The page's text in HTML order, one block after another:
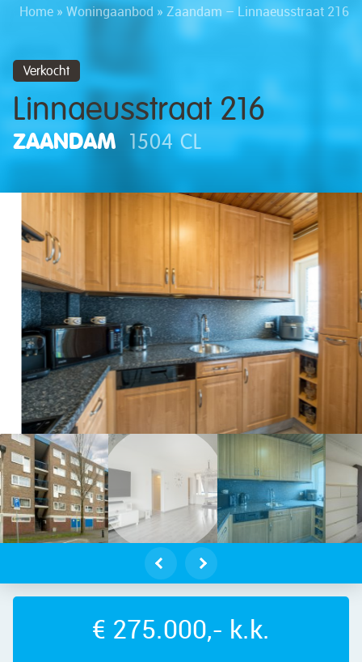
Home » Woningaanbod » Zaandam – Linnaeusstraat 216
Verkocht
Linnaeusstraat 216
ZAANDAM 1504 CL
216 – Foto 2
€ 275.000,- k.k.